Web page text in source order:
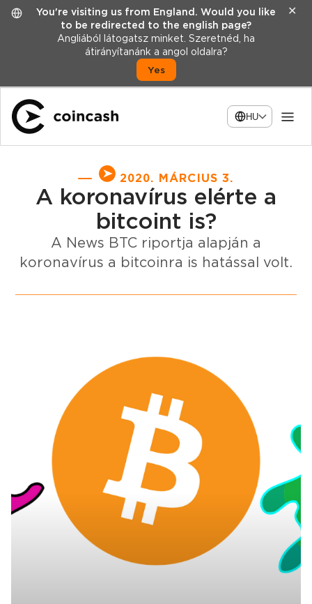
You're visiting us from England. Would you like
to be redirected to the english page?
Angliából látogatsz minket. Szeretnéd, ha
átirányítanánk a angol oldalra?
Yes
✕
HU
2020. MÁRCIUS 3.
A koronavírus elérte a
bitcoint is?
A News BTC riportja alapján a
koronavírus a bitcoinra is hatással volt.